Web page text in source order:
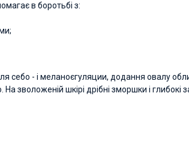
в боротьбі з:
себо - і меланоєгуляции, додання овалу
На зволоженій шкірі дрібні зморшки і